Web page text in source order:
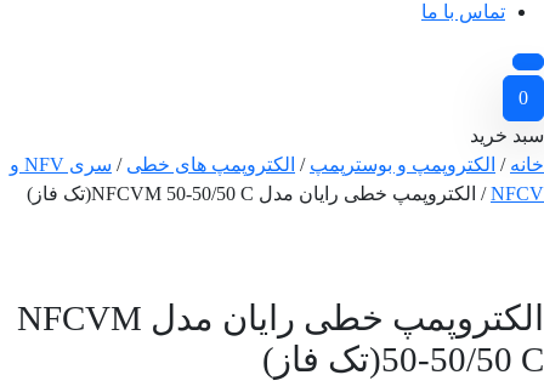
تماس با ما
0
سبد خرید
خانه / الکتروپمپ و بوسترپمپ / الکتروپمپ های خطی /
سری NFV و
NFCV/ الکتروپمپ خطی رایان مدل NFCVM 50-50/50 C(تک فاز)
الکتروپمپ خطی رایان مدل NFCVM
50-50/50 C(تک فاز)